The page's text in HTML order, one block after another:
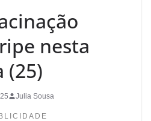
nesta
(25)
Julia Sousa